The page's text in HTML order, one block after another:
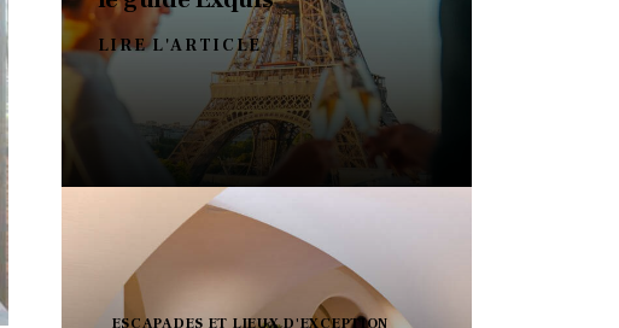
LIRE L'ARTICLE
ESCAPADES ET LIEUX D'EXCEPTION